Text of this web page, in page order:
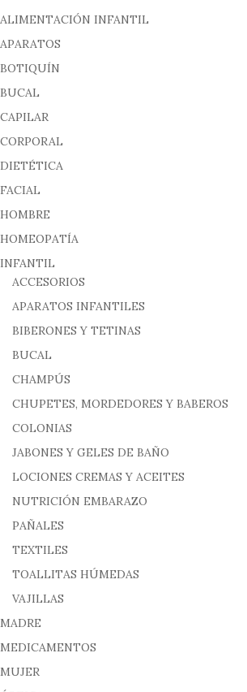
ALIMENTACIÓN INFANTIL
APARATOS
BOTIQUÍN
BUCAL
CAPILAR
CORPORAL
DIETÉTICA
FACIAL
HOMBRE
HOMEOPATÍA
INFANTIL
ACCESORIOS
APARATOS INFANTILES
BIBERONES Y TETINAS
BUCAL
CHAMPÚS
CHUPETES, MORDEDORES Y BABEROS
COLONIAS
JABONES Y GELES DE BAÑO
LOCIONES CREMAS Y ACEITES
NUTRICIÓN EMBARAZO
PAÑALES
TEXTILES
TOALLITAS HÚMEDAS
VAJILLAS
MADRE
MEDICAMENTOS
MUJER